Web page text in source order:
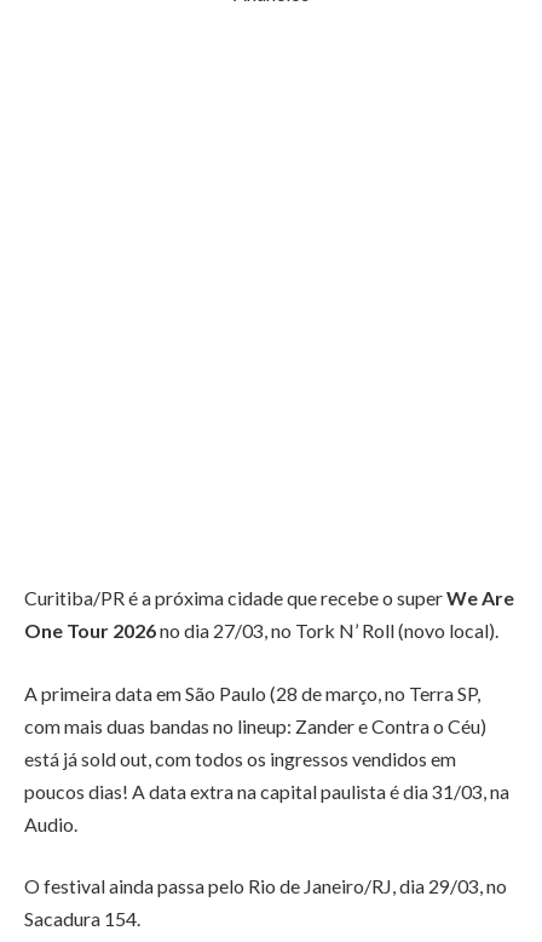
Curitiba/PR é a próxima cidade que recebe o superWe Are
One Tour 2026no dia 27/03, no Tork N’ Roll (novo local).
A primeira data em São Paulo (28 de março, no Terra SP,
com mais duas bandas no lineup: Zander e Contra o Céu)
está já sold out, com todos os ingressos vendidos em
poucos dias! A data extra na capital paulista é dia 31/03, na
Audio.
O festival ainda passa pelo Rio de Janeiro/RJ, dia 29/03, no
Sacadura 154.